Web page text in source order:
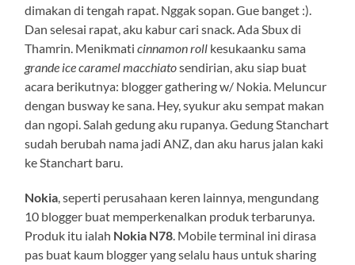
dimakan di tengah rapat. Nggak sopan. Gue banget :).
Dan selesai rapat, aku kabur cari snack. Ada Sbux di
Thamrin. Menikmaticinnamon roll kesukaanku sama
grande ice caramel macchiatosendirian, aku siap buat
acara berikutnya: blogger gathering w/ Nokia. Meluncur
dengan busway ke sana. Hey, syukur aku sempat makan
dan ngopi. Salah gedung aku rupanya. Gedung Stanchart
sudah berubah nama jadi ANZ, dan aku harus jalan kaki
ke Stanchart baru.
Nokia, seperti perusahaan keren lainnya, mengundang
10 blogger buat memperkenalkan produk terbarunya.
Produk itu ialah Nokia N78. Mobile terminal ini dirasa
pas buat kaum blogger yang selalu haus untuk sharing